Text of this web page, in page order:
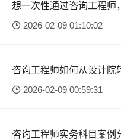
想一次性通过咨询工程师
2026-02-09 01:10:02
咨询工程师如何从设计院
2026-02-09 00:59:31
咨询工程师实务科目案例